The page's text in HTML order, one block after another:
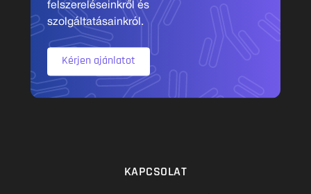
felszereléseinkről és
szolgáltatásainkról.
Kérjen ajánlatot
KAPCSOLAT